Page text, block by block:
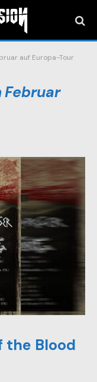
auf Europa-Tour
the Blood